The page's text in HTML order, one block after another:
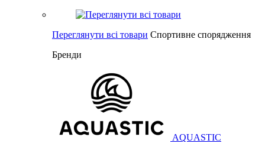
Переглянути всі товари Спортивне спорядження
Бренди
AQUASTIC